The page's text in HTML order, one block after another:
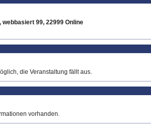
webbasiert 99, 22999 Online
die Veranstaltung fällt aus.
vorhanden.